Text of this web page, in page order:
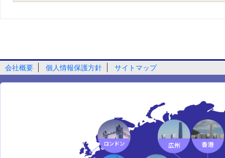
会社概要 個人情報保護方針 サイトマップ